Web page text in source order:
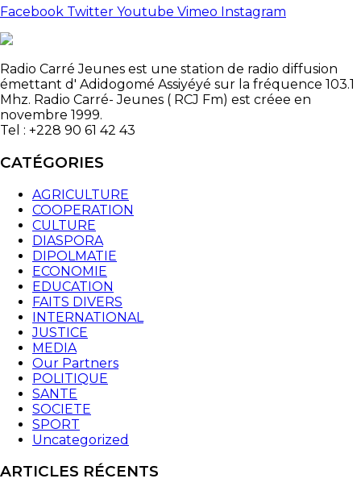
Facebook Twitter Youtube Vimeo Instagram
Radio Carré Jeunes est une station de radio diffusion
émettant d' Adidogomé Assiyéyé sur la fréquence 103.1
Mhz. Radio Carré- Jeunes ( RCJ Fm) est créee en
novembre 1999.
Tel : +228 90 61 42 43
CATÉGORIES
AGRICULTURE
COOPERATION
CULTURE
DIASPORA
DIPOLMATIE
ECONOMIE
EDUCATION
FAITS DIVERS
INTERNATIONAL
JUSTICE
MEDIA
Our Partners
POLITIQUE
SANTE
SOCIETE
SPORT
Uncategorized
ARTICLES RÉCENTS